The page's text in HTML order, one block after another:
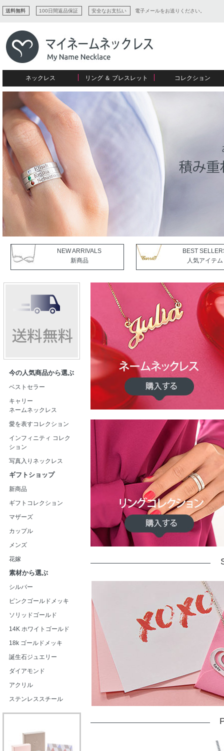
送料無料 100日間返品保証 安全なお支払い 電子メールをお送りください。
ネックレス
すべてコレクションを見る
ネームネックレス
キャリーネームネックレス
プチネームネックレス
写真入りネックレス
リング ＆ ブレスレット
リング
ブレスレット
愛のブレスレット
コレクション
愛を表すコレクション
刻印ジュエリー
イニシャルジュエリー
インフィニティ コレクション
誕生石コレクション
バーネックレスコレクション
ディスクとサークルのコレクション
ネームプレビュー
マザーズ
カップル
メンズ
彼女への贈り物
ギフトコレクション
花嫁
NEW ARRIVALS
新商品
BEST
人気アイテム
今の人気商品から選ぶ
ベストセラー
キャリー
ネームネックレス
愛を表すコレクション
インフィニティ コレク
ション
写真入りネックレス
ギフトショップ
新商品
ギフトコレクション
マザーズ
カップル
メンズ
花嫁
素材から選ぶ
シルバー
ピンクゴールドメッキ
ソリッドゴールド
14K ホワイトゴールド
18k ゴールドメッキ
誕生石ジュエリー
ダイアモンド
アクリル
ステンレススチール